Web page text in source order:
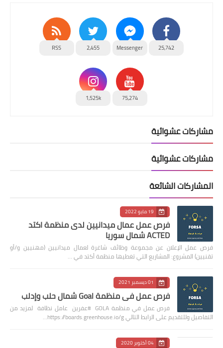
25,742
Messenger
2,455
RSS
75,274
1,525k
مشاركات عشوائية
مشاركات عشوائية
المشاركات الشائعة
19 مايو 2022
فرص عمل عمال ميدانيين لدى منظمة اكتد
ACTED شمال سوريا
فرص عمل الإعلان عن مجموعة وظائف شاغرة لعمال ميدانيين (مهنيين و/أو
تقنيين) المشروع: المشاريع التي تغطيها منظمة أكتد في …
01 ديسمبر 2021
فرص عمل في منظمة Goal شمال حلب وإدلب
فرص عمل في منظمة GOLA #عفرين عامل نظافة لمزيد من
التفاصيل وللتقديم على الرابط التالي https://boards.greenhouse.io/g…
04 أكتوبر 2020